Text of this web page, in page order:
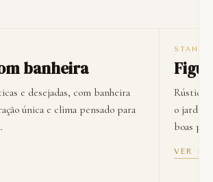
banheira
e desejadas, com banheira
única e clima pensado para
Rústicas
o jardim
boas
VER